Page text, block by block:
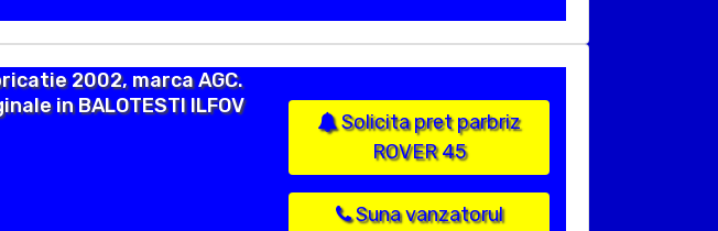
2002, marca AGC.
in BALOTESTI ILFOV
Solicita pret parbriz
ROVER 45
Suna vanzatorul